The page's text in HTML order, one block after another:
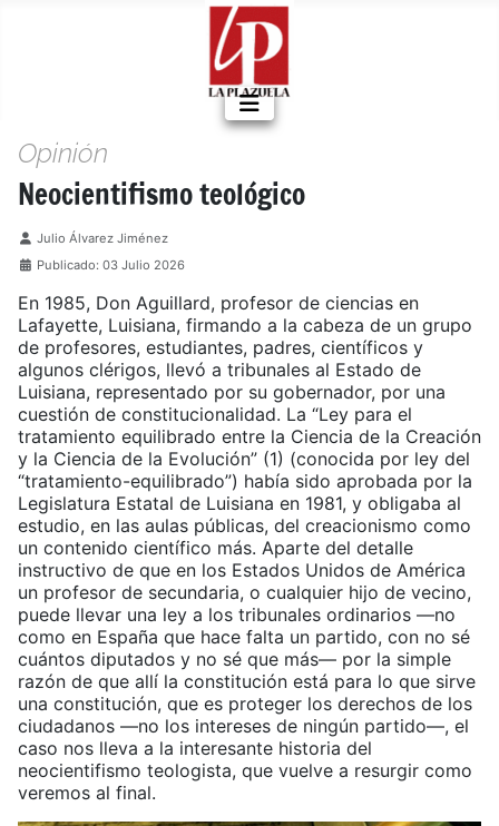
Opinión
Neocientifismo teológico
Detalles
Julio Álvarez Jiménez
Publicado: 03 Julio 2026
En 1985, Don Aguillard, profesor de ciencias en
Lafayette, Luisiana, firmando a la cabeza de un grupo
de profesores, estudiantes, padres, científicos y
algunos clérigos, llevó a tribunales al Estado de
Luisiana, representado por su gobernador, por una
cuestión de constitucionalidad. La “Ley para el
tratamiento equilibrado entre la Ciencia de la Creación
y la Ciencia de la Evolución” (1) (conocida por ley del
“tratamiento-equilibrado”) había sido aprobada por la
Legislatura Estatal de Luisiana en 1981, y obligaba al
estudio, en las aulas públicas, del creacionismo como
un contenido científico más. Aparte del detalle
instructivo de que en los Estados Unidos de América
un profesor de secundaria, o cualquier hijo de vecino,
puede llevar una ley a los tribunales ordinarios —no
como en España que hace falta un partido, con no sé
cuántos diputados y no sé que más— por la simple
razón de que allí la constitución está para lo que sirve
una constitución, que es proteger los derechos de los
ciudadanos —no los intereses de ningún partido—, el
caso nos lleva a la interesante historia del
neocientifismo teologista, que vuelve a resurgir como
veremos al final.